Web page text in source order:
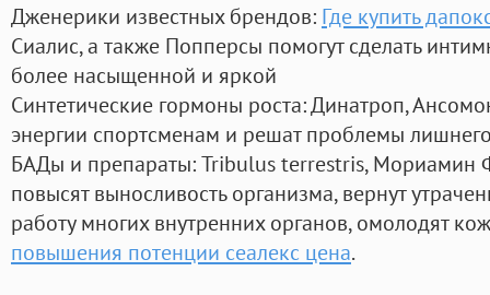
Дженерики известных брендов: Где купить
Сиалис, а также Попперсы помогут сделать
более насыщенной и яркой
Синтетические гормоны роста: Динатроп,
энергии спортсменам и решат проблемы
БАДы и препараты:Tribulus terrestris, Мориамин
повысят выносливость организма, вернут
работу многих внутренних органов, омолодят
повышения потенции сеалекс цена.